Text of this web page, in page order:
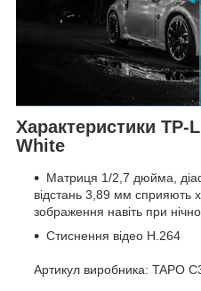
Характеристики TP-
White
Матриця 1/2,7 дюйма,
відстань 3,89 мм сприяють
зображення навіть при
Стиснення відео H.264
Артикул виробника: TAPO